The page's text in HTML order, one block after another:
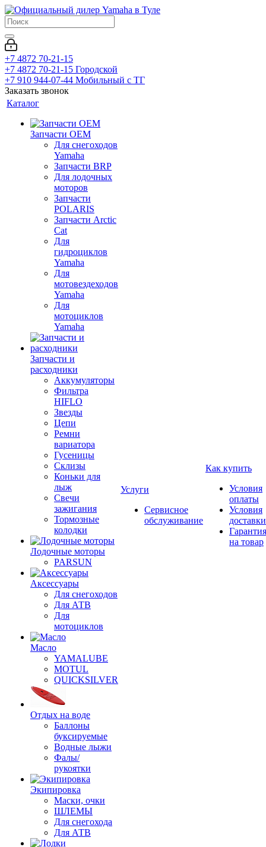
+7 4872 70-21-15
+7 4872 70-21-15 Городской
+7 910 944-07-44 Мобильный с ТГ
Заказать звонок
Каталог
Запчасти OEM
Для снегоходов
Yamaha
Запчасти BRP
Для лодочных
моторов
Запчасти
POLARIS
Запчасти Arctic
Cat
Для
гидроциклов
Yamaha
Для
мотовездеходов
Yamaha
Для
мотоциклов
Yamaha
Запчасти и
расходники
Аккумуляторы
Фильтра
HIFLO
Звезды
Цепи
Ремни
вариатора
Гусеницы
Склизы
Коньки для
лыж
Свечи
зажигания
Тормозные
колодки
Лодочные моторы
PARSUN
Аксессуары
Для снегоходов
Для АТВ
Для
мотоциклов
Масло
YAMALUBE
MOTUL
QUICKSILVER
Отдых на воде
Баллоны
буксируемые
Водные лыжи
Фалы/
рукоятки
Экипировка
Маски, очки
ШЛЕМЫ
Для снегохода
Для АТВ
Услуги
Сервисное
обслуживание
Как купить
Условия
оплаты
Условия
доставки
Гарантия
на товар